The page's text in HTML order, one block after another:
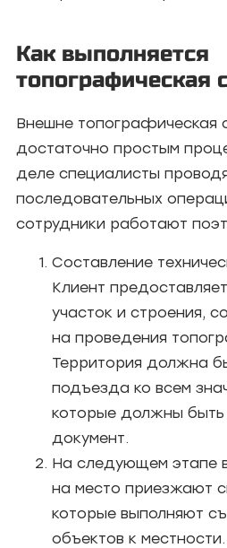
Как выполняется
топографическая
Внешне топографическая
достаточно простым
деле специалисты
последовательных
сотрудники работают
Составление
Клиент
участок и строения,
на проведения
Территория должна
подъезда ко всем
которые должны быть
документ.
На следующем этапе
на место приезжают
которые выполняют
объектов к